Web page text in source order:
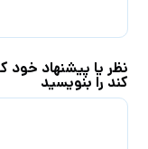
نظر یا پیشنهاد
کند را بنویسید